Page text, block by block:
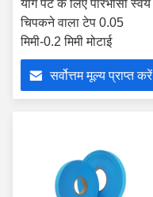
योग पैंट के लिए पारभासी स्वयं
चिपकने वाला टेप 0.05
मिमी-0.2 मिमी मोटाई
सर्वोत्तम मूल्य प्राप्त करें